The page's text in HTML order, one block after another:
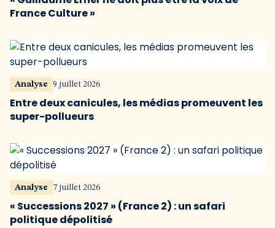
France Culture »
Analyse 9 juillet 2026
Entre deux canicules, les médias promeuvent les
super-pollueurs
Analyse 7 juillet 2026
« Successions 2027 » (France 2) : un safari
politique dépolitisé